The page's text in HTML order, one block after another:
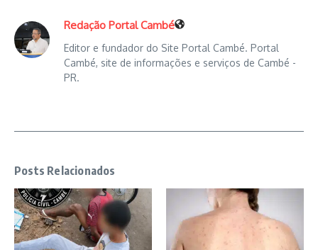
Redação Portal Cambé
Editor e fundador do Site Portal Cambé. Portal
Cambé, site de informações e serviços de Cambé -
PR.
Posts Relacionados